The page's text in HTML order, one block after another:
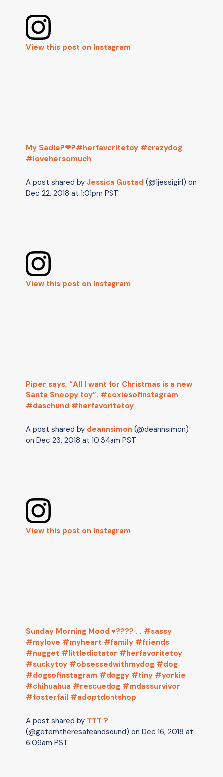
View this post on Instagram
My Sadie?❤?#herfavoritetoy #crazydog
#lovehersomuch
A post shared by Jessica Gustad (@1jessigirl) on
Dec 22, 2018 at 1:01pm PST
View this post on Instagram
Piper says, “All I want for Christmas is a new
Santa Snoopy toy”. #doxiesofinstagram
#daschund #herfavoritetoy
A post shared by deannsimon (@deannsimon)
on Dec 23, 2018 at 10:34am PST
View this post on Instagram
Sunday Morning Mood ♥️???? . . #sassy
#mylove #myheart #family #friends
#nugget #littledictator #herfavoritetoy
#suckytoy #obsessedwithmydog #dog
#dogsofinstagram #doggy #tiny #yorkie
#chihuahua #rescuedog #mdassurvivor
#fosterfail #adoptdontshop
A post shared by TTT ?
(@getemtheresafeandsound) on Dec 16, 2018 at
6:09am PST